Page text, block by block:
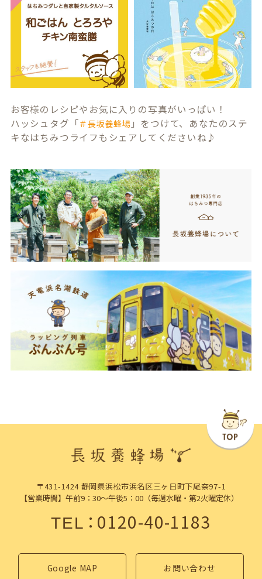
お客様のレシピやお気に入りの写真がいっぱい！
ハッシュタグ「＃長坂養蜂場 」をつけて、あなたのステ
キなはちみつライフもシェアしてくださいね♪
〒431-1424 静岡県浜松市浜名区三ヶ日町下尾奈97-1
【営業時間】午前9：30～午後5：00（毎週水曜・第2火曜定休）
TEL：0120-40-1183
Google MAP お問い合わせ